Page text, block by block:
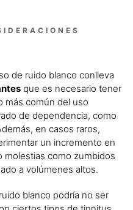
de ruido blanco conlleva
que es necesario tener
más común del uso
de dependencia, como
en casos raros,
un incremento en
molestias como zumbidos
a volúmenes altos.
blanco podría no ser